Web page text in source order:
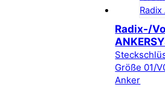
Radix-/
Größe 01/
Anker